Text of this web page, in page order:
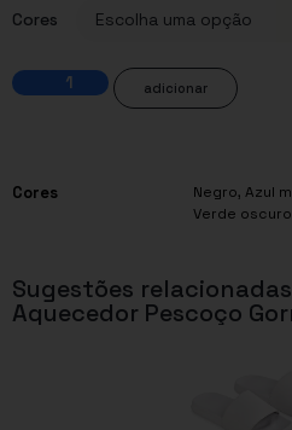
Cores
adicionar
Cores Negro, Azul
Verde oscuro
Sugestões
Aquecedor Pescoço